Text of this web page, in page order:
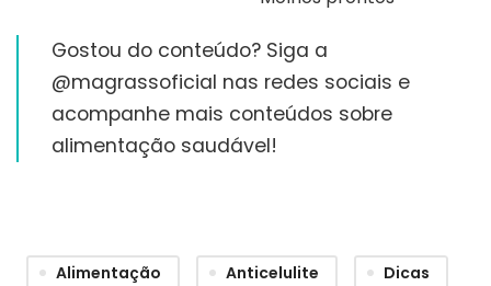
Gostou do conteúdo? Siga a
@magrassoficial nas redes sociais e
acompanhe mais conteúdos sobre
alimentação saudável!
Alimentação Anticelulite Dicas